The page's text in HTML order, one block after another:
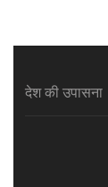
देश की उपासना